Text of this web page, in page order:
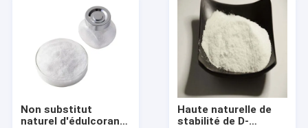
Non substitut
naturel d'édulcorant
Haute naturelle de
stabilité de D-